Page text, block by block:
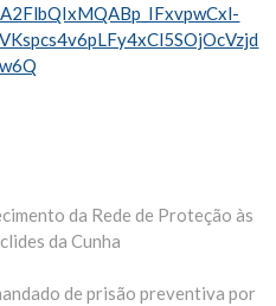
da Rede de Proteção às
da Cunha
de prisão preventiva por